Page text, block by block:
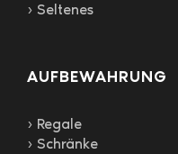
› Seltenes
AUFBEWAHRUNG
› Regale
› Schränke